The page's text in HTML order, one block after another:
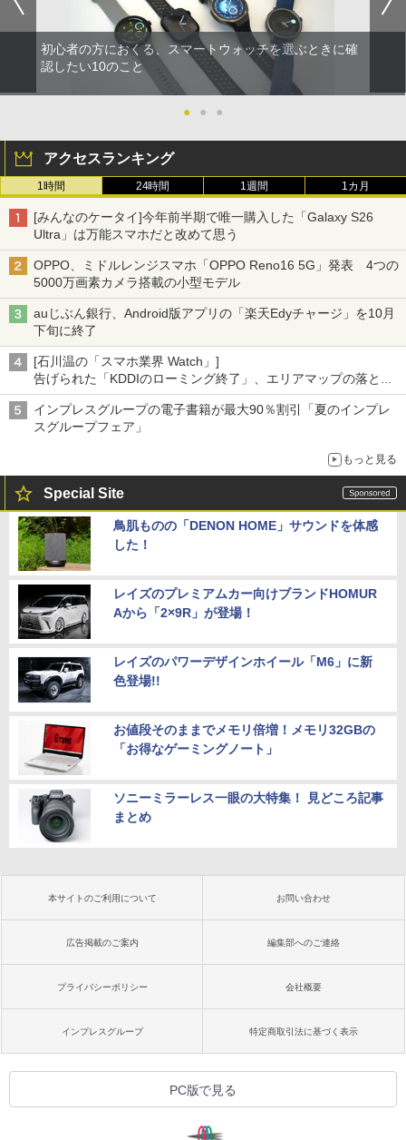
初心者の方におくる、スマートウォッチを選ぶときに確
認したい10のこと
● ● ●
アクセスランキング
1時間 24時間 1週間 1カ月
[みんなのケータイ]今年前半期で唯一購入した「Galaxy S26
Ultra」は万能スマホだと改めて思う
OPPO、ミドルレンジスマホ「OPPO Reno16 5G」発表 4つの
5000万画素カメラ搭載の小型モデル
auじぶん銀行、Android版アプリの「楽天Edyチャージ」を10月
下旬に終了
[石川温の「スマホ業界 Watch」]
告げられた「KDDIのローミング終了」、エリアマップの落とし
穴と楽天モバイルの課題
インプレスグループの電子書籍が最大90％割引「夏のインプレ
スグループフェア」
もっと見る
Special Site
鳥肌ものの「DENON HOME」サウンドを体感
した！
レイズのプレミアムカー向けブランドHOMUR
Aから「2×9R」が登場！
レイズのパワーデザインホイール「M6」に新
色登場!!
お値段そのままでメモリ倍増！メモリ32GBの
「お得なゲーミングノート」
ソニーミラーレス一眼の大特集！ 見どころ記事
まとめ
本サイトのご利用について お問い合わせ
広告掲載のご案内 編集部へのご連絡
プライバシーポリシー 会社概要
インプレスグループ 特定商取引法に基づく表示
PC版で見る